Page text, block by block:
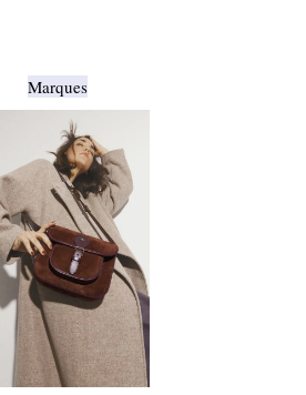
Marques